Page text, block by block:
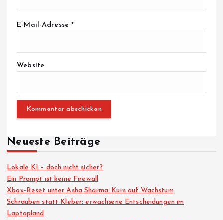
E-Mail-Adresse*
Website
Neueste Beiträge
Lokale KI – doch nicht sicher?
Ein Prompt ist keine Firewall
Xbox-Reset unter Asha Sharma: Kurs auf Wachstum
Schrauben statt Kleber: erwachsene Entscheidungen im
Laptopland